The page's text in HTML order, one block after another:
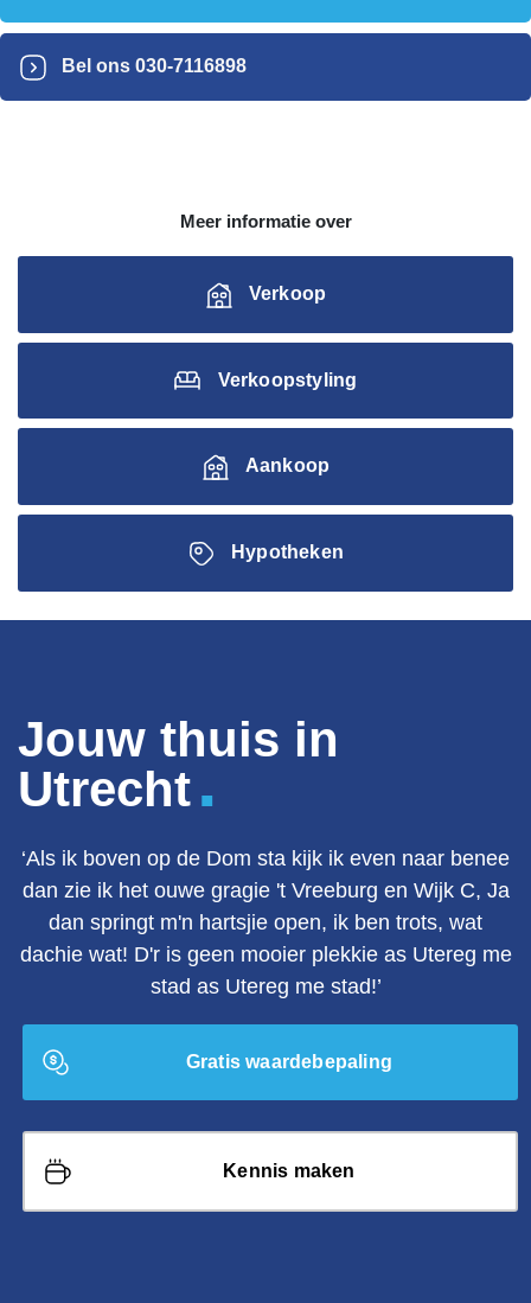
Bel ons 030-7116898
Meer informatie over
Verkoop
Verkoopstyling
Aankoop
Hypotheken
Jouw thuis in
Utrecht.
‘Als ik boven op de Dom sta kijk ik even naar benee
dan zie ik het ouwe gragie 't Vreeburg en Wijk C, Ja
dan springt m'n hartsjie open, ik ben trots, wat
dachie wat! D'r is geen mooier plekkie as Utereg me
stad as Utereg me stad!’
Gratis waardebepaling
Kennis maken